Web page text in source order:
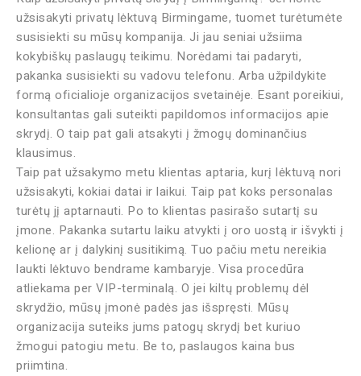
užsisakyti privatų lėktuvą Birmingame, tuomet turėtumėte
susisiekti su mūsų kompanija. Ji jau seniai užsiima
kokybiškų paslaugų teikimu. Norėdami tai padaryti,
pakanka susisiekti su vadovu telefonu. Arba užpildykite
formą oficialioje organizacijos svetainėje. Esant poreikiui,
konsultantas gali suteikti papildomos informacijos apie
skrydį. O taip pat gali atsakyti į žmogų dominančius
klausimus.
Taip pat užsakymo metu klientas aptaria, kurį lėktuvą nori
užsisakyti, kokiai datai ir laikui. Taip pat koks personalas
turėtų jį aptarnauti. Po to klientas pasirašo sutartį su
įmone. Pakanka sutartu laiku atvykti į oro uostą ir išvykti į
kelionę ar į dalykinį susitikimą. Tuo pačiu metu nereikia
laukti lėktuvo bendrame kambaryje. Visa procedūra
atliekama per VIP-terminalą. O jei kiltų problemų dėl
skrydžio, mūsų įmonė padės jas išspręsti. Mūsų
organizacija suteiks jums patogų skrydį bet kuriuo
žmogui patogiu metu. Be to, paslaugos kaina bus
priimtina.